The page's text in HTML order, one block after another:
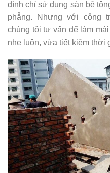
đình chỉ sử dụng sàn bê
phẳng. Nhưng với công
chúng tôi tư vấn để làm
nhẹ luôn, vừa tiết kiệm thời